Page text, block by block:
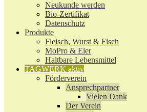
Neukunde werden
Bio-Zertifikat
Datenschutz
Produkte
Fleisch, Wurst & Fisch
MoPro & Eier
Haltbare Lebensmittel
TAGWERK aktiv
Förderverein
Ansprechpartner
Vielen Dank
Der Verein